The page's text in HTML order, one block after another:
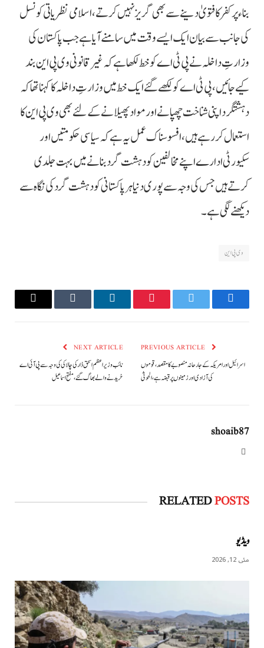
بناء پر کفر کا فتویٰ دینے سے بھی گریز نہیں کرتے، اسلامی نظریاتی کونسل
کی جانب سے بیان ایک ایسے وقت میں سامنے آیا ہے جب پاکستان کی
وزارتِ داخلہ نے پی ٹی اے کو خط لکھا ہے کہ غیرقانونی وی پی این بند
کیے جائیں، پی ٹی اے کو لکھے گئے ایک خط میں وزارتِ داخلہ کا کہنا تھا کہ
دہشتگرد اپنی شناخت چھپانے اور مواد پھیلانے کے لئے بھی وی پی این کا
استعمال کر رہے ہیں، افسوسناک عمل یہ ہے کہ سیاسی حکومتیں اور
سکیورٹی ادارے اپنے مخالفین کو دہشت گرد بنانے میں بہت جلدی
کرتے ہیں جس کی وجہ سے پوری دنیا ہر پاکستانی کو دہشت گرد کی نگاہ سے
دیکھنے لگی ہے۔
وی پی این
Facebook
Twitter
Pinterest
LinkedIn
Tumblr
Email
اسرائیل اور امریکہ کے جارحانہ منصوبے کا مقصد، قوموں
کی آزادی اور زمینوں پر قبضہ ہے، الحوثی
NEXT ARTICLE
نائب وزیراعظم اسحق ڈار کی چالاکی کی وجہ سے پی آئی اے
خریدنے والے بھاگ گئے، مفتح اسماعیل
shoaib87
RELATEDPOSTS
ویڈیو
مئی 12, 2026